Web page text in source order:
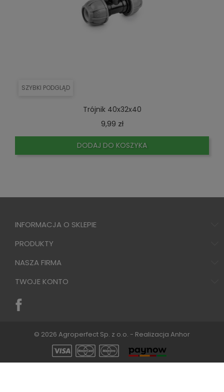
SZYBKI PODGLĄD
Trójnik 40x32x40
9,99 złCena
DODAJ DO KOSZYKA
INFORMACJA O SKLEPIE
PRODUKTY
NASZA FIRMA
TWOJE KONTO
© 2026 Agroperfect Sp. z o.o. - Realizacja Anhor